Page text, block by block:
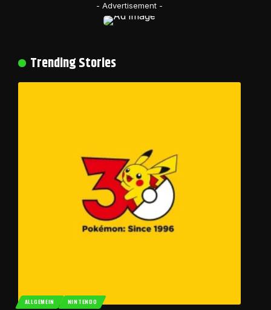
- Advertisement -
Trending Stories
ALLGEMEIN NINTENDO